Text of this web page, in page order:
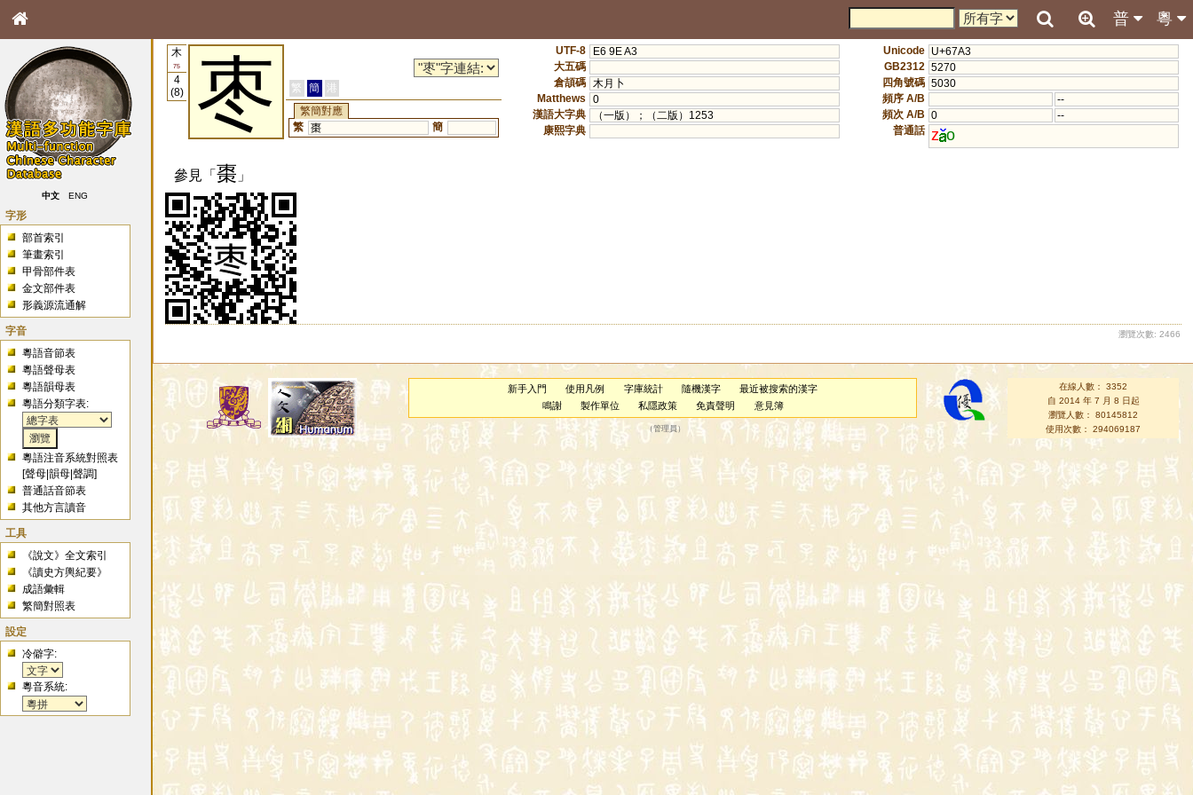
粵
普
中文 ENG
字形
部首索引
筆畫索引
甲骨部件表
金文部件表
形義源流通解
字音
粵語音節表
粵語聲母表
粵語韻母表
粵語分類字表:
粵語注音系統對照表
[聲母 |韻母 |聲調]
普通話音節表
其他方言讀音
工具
《說文》全文索引
《讀史方輿紀要》
成語彙輯
繁簡對照表
設定
冷僻字:
粵音系統:
木
75
4
(8)
枣 繁 簡
港
繁簡對應
繁 棗 簡
UTF-8
E6 9E A3
大五碼
倉頡碼
木月卜
Matthews
0
漢語大字典
（一版）；（二版）1253
康熙字典
Unicode U+67A3
GB2312 5270
四角號碼 5030
頻序 A/B
--
頻次 A/B 0
--
普通話 z o
參見「棗 」
瀏覽次數: 2466
新手入門 使用凡例 字庫統計 隨機漢字
最近被搜索的漢字
鳴謝
製作單位 私隱政策 免責聲明 意見簿
（管理員）
在線人數： 3352
自 2014 年 7 月 8 日起
瀏覽人數： 80145812
使用次數： 294069187